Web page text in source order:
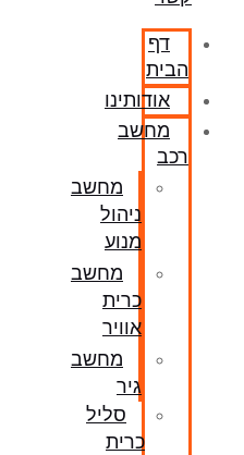
דף
הבית
אודותינו
מחשב
רכב
מחשב
ניהול
מנוע
מחשב
כרית
אוויר
מחשב
גיר
סליל
כרית